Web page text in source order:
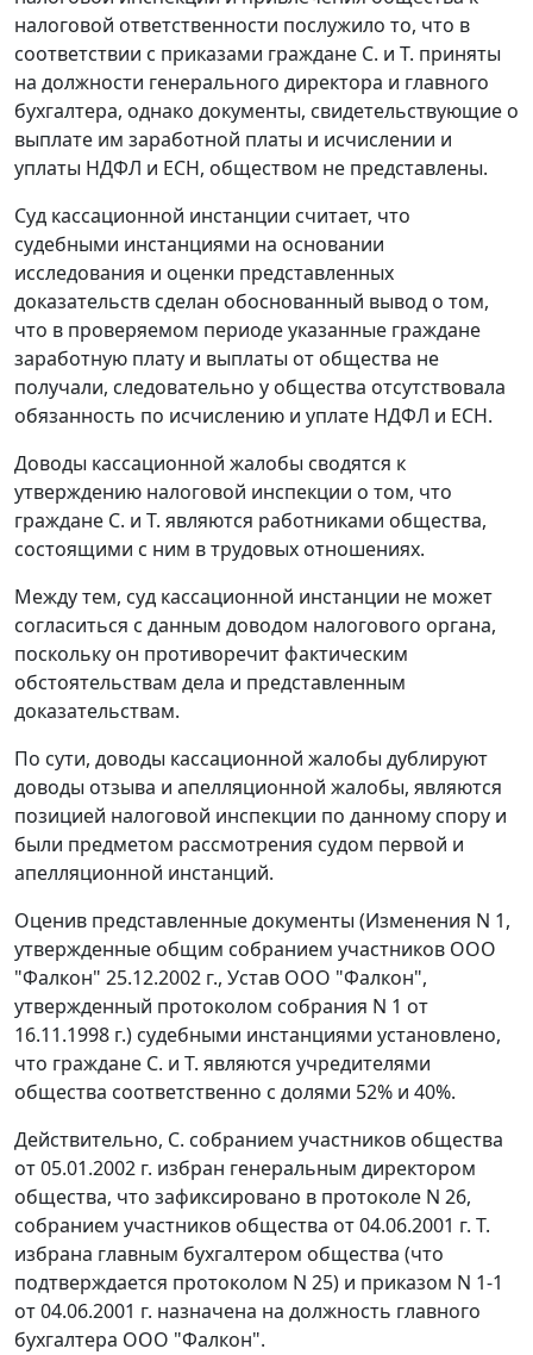
налоговой ответственности послужило то, что в
соответствии с приказами граждане С. и Т. приняты
на должности генерального директора и главного
бухгалтера, однако документы, свидетельствующие о
выплате им заработной платы и исчислении и
уплаты НДФЛ и ЕСН, обществом не представлены.
Суд кассационной инстанции считает, что
судебными инстанциями на основании
исследования и оценки представленных
доказательств сделан обоснованный вывод о том,
что в проверяемом периоде указанные граждане
заработную плату и выплаты от общества не
получали, следовательно у общества отсутствовала
обязанность по исчислению и уплате НДФЛ и ЕСН.
Доводы кассационной жалобы сводятся к
утверждению налоговой инспекции о том, что
граждане С. и Т. являются работниками общества,
состоящими с ним в трудовых отношениях.
Между тем, суд кассационной инстанции не может
согласиться с данным доводом налогового органа,
поскольку он противоречит фактическим
обстоятельствам дела и представленным
доказательствам.
По сути, доводы кассационной жалобы дублируют
доводы отзыва и апелляционной жалобы, являются
позицией налоговой инспекции по данному спору и
были предметом рассмотрения судом первой и
апелляционной инстанций.
Оценив представленные документы (Изменения N 1,
утвержденные общим собранием участников ООО
"Фалкон" 25.12.2002 г., Устав ООО "Фалкон",
утвержденный протоколом собрания N 1 от
16.11.1998 г.) судебными инстанциями установлено,
что граждане С. и Т. являются учредителями
общества соответственно с долями 52% и 40%.
Действительно, С. собранием участников общества
от 05.01.2002 г. избран генеральным директором
общества, что зафиксировано в протоколе N 26,
собранием участников общества от 04.06.2001 г. Т.
избрана главным бухгалтером общества (что
подтверждается протоколом N 25) и приказом N 1-1
от 04.06.2001 г. назначена на должность главного
бухгалтера ООО "Фалкон".